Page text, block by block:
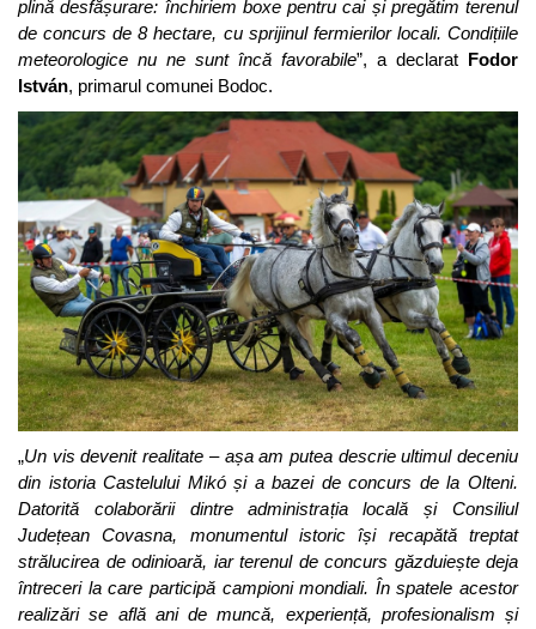
plină desfășurare: închiriem boxe pentru cai și pregătim terenul
de concurs de 8 hectare, cu sprijinul fermierilor locali. Condițiile
meteorologice nu ne sunt încă favorabile”, a declarat Fodor
István, primarul comunei Bodoc.
„Un vis devenit realitate – așa am putea descrie ultimul deceniu
din istoria Castelului Mikó și a bazei de concurs de la Olteni.
Datorită colaborării dintre administrația locală și Consiliul
Județean Covasna, monumentul istoric își recapătă treptat
strălucirea de odinioară, iar terenul de concurs găzduiește deja
întreceri la care participă campioni mondiali. În spatele acestor
realizări se află ani de muncă, experiență, profesionalism și